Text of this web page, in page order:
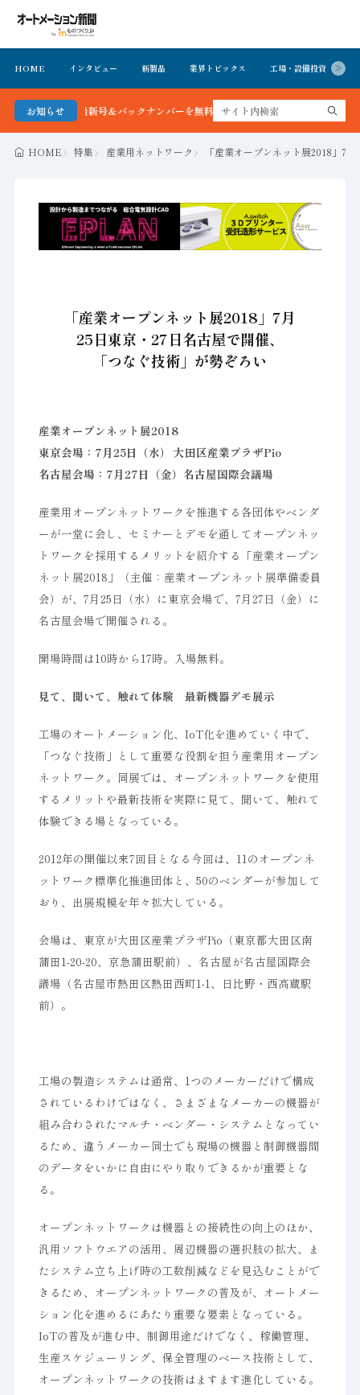
HOME インタビュー 新製品 業界トピックス 工場・設備投資
お知らせ
聞 最新号＆バックナンバーを無料で公開中 詳細はこちら
HOME 特集 産業用ネットワーク 「産業オープンネット展2018」7
「産業オープンネット展2018」7月
25日東京・27日名古屋で開催、
「つなぐ技術」が勢ぞろい
産業オープンネット展2018
東京会場：7月25日（水） 大田区産業プラザPio
名古屋会場：7月27日（金）名古屋国際会議場
産業用オープンネットワークを推進する各団体やベンダ
ーが一堂に会し、セミナーとデモを通してオープンネッ
トワークを採用するメリットを紹介する「産業オープン
ネット展2018」（主催：産業オープンネット展準備委員
会）が、7月25日（水）に東京会場で、7月27日（金）に
名古屋会場で開催される。
開場時間は10時から17時。入場無料。
見て、聞いて、触れて体験 最新機器デモ展示
工場のオートメーション化、IoT化を進めていく中で、
「つなぐ技術」として重要な役割を担う産業用オープン
ネットワーク。同展では、オープンネットワークを使用
するメリットや最新技術を実際に見て、聞いて、触れて
体験できる場となっている。
2012年の開催以来7回目となる今回は、11のオープンネ
ットワーク標準化推進団体と、50のベンダーが参加して
おり、出展規模を年々拡大している。
会場は、東京が大田区産業プラザPio（東京都大田区南
蒲田1-20-20、京急蒲田駅前）、名古屋が名古屋国際会
議場（名古屋市熱田区熱田西町1-1、日比野・西高蔵駅
前）。
工場の製造システムは通常、1つのメーカーだけで構成
されているわけではなく、さまざまなメーカーの機器が
組み合わされたマルチ・ベンダー・システムとなってい
るため、違うメーカー同士でも現場の機器と制御機器間
のデータをいかに自由にやり取りできるかが重要とな
る。
オープンネットワークは機器との接続性の向上のほか、
汎用ソフトウエアの活用、周辺機器の選択肢の拡大、ま
たシステム立ち上げ時の工数削減などを見込むことがで
きるため、オープンネットワークの普及が、オートメー
ション化を進めるにあたり重要な要素となっている。
IoTの普及が進む中、制御用途だけでなく、稼働管理、
生産スケジューリング、保全管理のベース技術として、
オープンネットワークの技術はますます進化している。